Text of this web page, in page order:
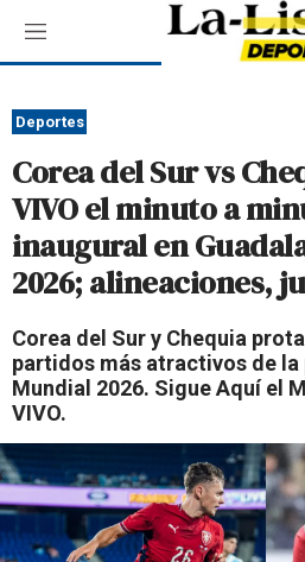
M
e
ú
Deportes
Corea del Sur vs
VIVO el minuto a
inaugural en
2026; alineaciones,
Corea del Sur y Chequia
partidos más atractivos de la
Mundial 2026. Sigue Aquí el
VIVO.